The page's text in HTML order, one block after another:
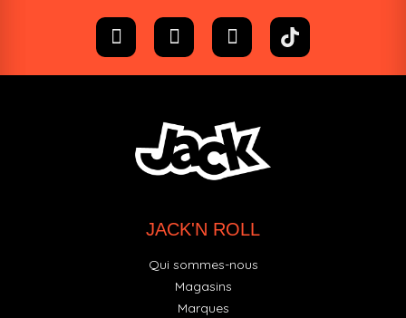
JACK'N ROLL
Qui sommes-nous
Magasins
Marques